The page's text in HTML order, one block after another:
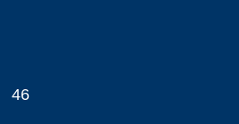
46